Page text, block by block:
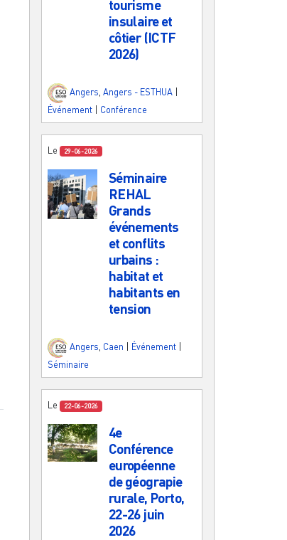
tourisme
insulaire et
côtier (ICTF
2026)
Angers Angers - ESTHUA
Événement
Conférence
Le 29-06-2026
Séminaire
REHAL
Grands
événements
et conflits
urbains :
habitat et
habitants en
tension
Angers, Caen Événement
Séminaire
Le 22-06-2026
4e
Conférence
européenne
de géograpie
rurale, Porto,
22-26 juin
2026